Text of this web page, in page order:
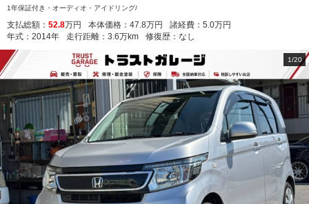
1年保証付き・オーディオ・アイドリング/
支払総額： 52.8万円 本体価格： 47.8万円 諸経費： 5.0万円
年式： 2014年 走行距離： 3.6万km 修復歴： なし
1/20